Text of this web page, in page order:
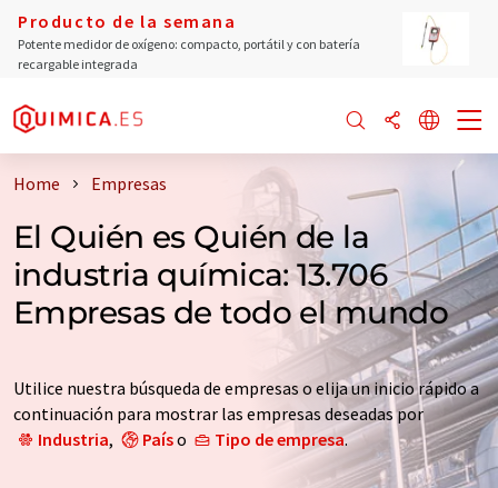
Producto de la semana
Potente medidor de oxígeno: compacto, portátil y con batería
recargable integrada
Home Empresas
El Quién es Quién de la
industria química: 13.706
Empresas de todo el mundo
Utilice nuestra búsqueda de empresas o elija un inicio rápido a
continuación para mostrar las empresas deseadas por
Industria, Paíso Tipo de empresa.